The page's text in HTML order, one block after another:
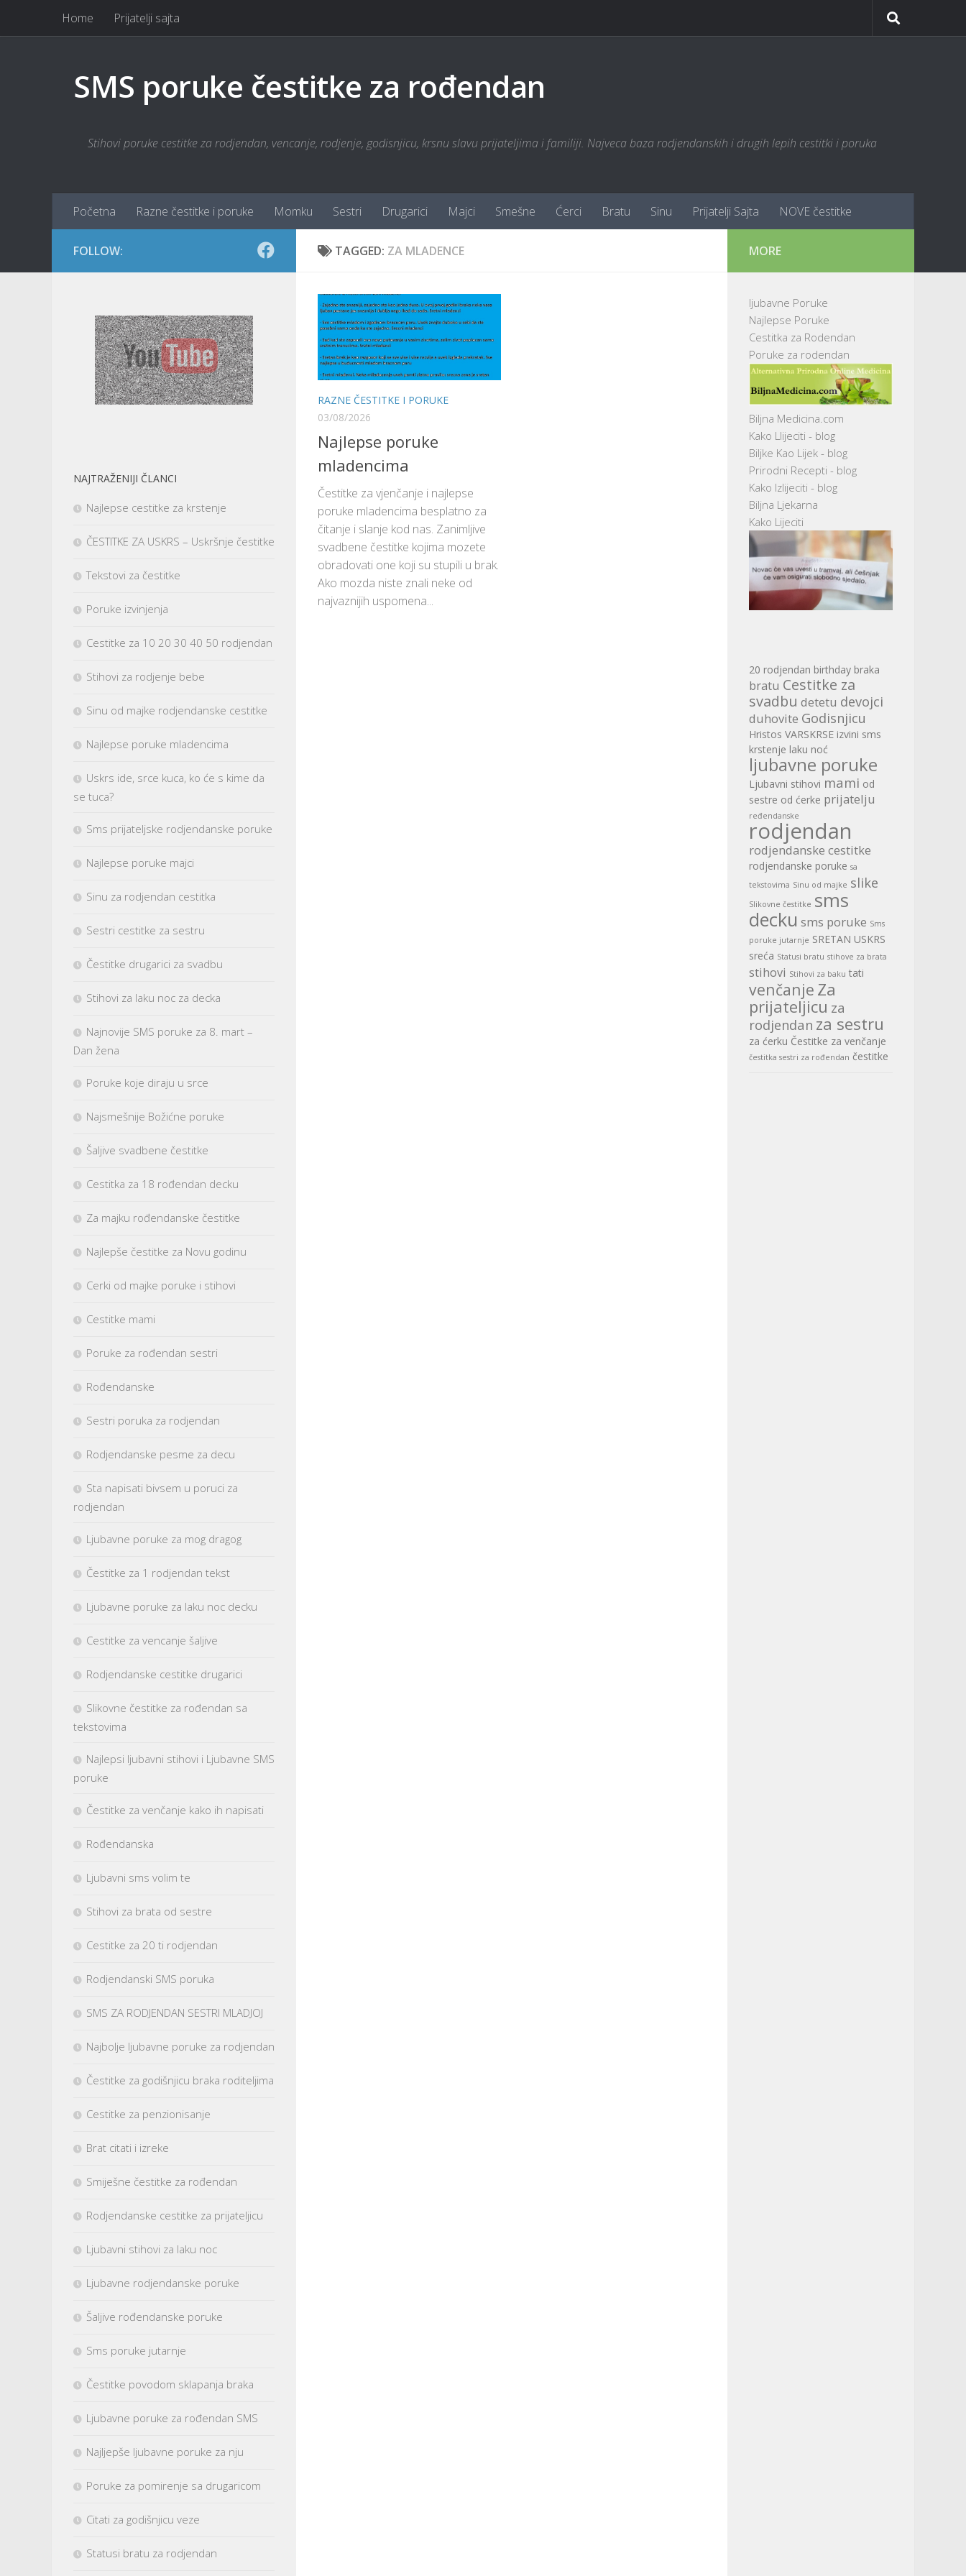
Skip to content
Home Prijatelji sajta
SMS poruke čestitke za rođendan
Stihovi poruke cestitke za rodjendan, vencanje, rodjenje, godisnjicu, krsnu slavu prijateljima i familiji. Najveca baza rodjendanskih i drugih lepih cestitki i poruka
Početna Razne čestitke i poruke Momku Sestri Drugarici Majci Smešne Ćerci Bratu Sinu Prijatelji Sajta NOVE čestitke
TAGGED: ZA MLADENCE
RAZNE ČESTITKE I PORUKE
03/08/2026
Najlepse poruke
mladencima
Čestitke za vjenčanje i najlepse
poruke mladencima besplatno za
čitanje i slanje kod nas. Zanimljive
svadbene čestitke kojima mozete
obradovati one koji su stupili u brak.
Ako mozda niste znali neke od
najvaznijih uspomena...
FOLLOW:
NAJTRAŽENIJI ČLANCI
Najlepse cestitke za krstenje
ČESTITKE ZA USKRS – Uskršnje čestitke
Tekstovi za čestitke
Poruke izvinjenja
Cestitke za 10 20 30 40 50 rodjendan
Stihovi za rodjenje bebe
Sinu od majke rodjendanske cestitke
Najlepse poruke mladencima
Uskrs ide, srce kuca, ko će s kime da
se tuca?
Sms prijateljske rodjendanske poruke
Najlepse poruke majci
Sinu za rodjendan cestitka
Sestri cestitke za sestru
Čestitke drugarici za svadbu
Stihovi za laku noc za decka
Najnovije SMS poruke za 8. mart –
Dan žena
Poruke koje diraju u srce
Najsmešnije Božićne poruke
Šaljive svadbene čestitke
Cestitka za 18 rođendan decku
Za majku rođendanske čestitke
Najlepše čestitke za Novu godinu
Cerki od majke poruke i stihovi
Cestitke mami
Poruke za rođendan sestri
Rođendanske
Sestri poruka za rodjendan
Rodjendanske pesme za decu
Sta napisati bivsem u poruci za
rodjendan
Ljubavne poruke za mog dragog
Čestitke za 1 rodjendan tekst
Ljubavne poruke za laku noc decku
Cestitke za vencanje šaljive
Rodjendanske cestitke drugarici
Slikovne čestitke za rođendan sa
tekstovima
Najlepsi ljubavni stihovi i Ljubavne SMS
poruke
Čestitke za venčanje kako ih napisati
Rođendanska
Ljubavni sms volim te
Stihovi za brata od sestre
Cestitke za 20 ti rodjendan
Rodjendanski SMS poruka
SMS ZA RODJENDAN SESTRI MLADJOJ
Najbolje ljubavne poruke za rodjendan
Čestitke za godišnjicu braka roditeljima
Cestitke za penzionisanje
Brat citati i izreke
Smiješne čestitke za rođendan
Rodjendanske cestitke za prijateljicu
Ljubavni stihovi za laku noc
Ljubavne rodjendanske poruke
Šaljive rođendanske poruke
Sms poruke jutarnje
Čestitke povodom sklapanja braka
Ljubavne poruke za rođendan SMS
Najljepše ljubavne poruke za nju
Poruke za pomirenje sa drugaricom
Citati za godišnjicu veze
Statusi bratu za rodjendan
MORE
ljubavne Poruke
Najlepse Poruke
Cestitka za Rodendan
Poruke za rodendan
Biljna Medicina.com
Kako Llijeciti - blog
Biljke Kao Lijek - blog
Prirodni Recepti - blog
Kako Izlijeciti - blog
Biljna Ljekarna
Kako Lijeciti
20 rodjendan birthday braka
bratu Cestitke za
svadbu detetu devojci
duhovite Godisnjicu
Hristos VARSKRSE izvini sms
krstenje laku noć
ljubavne poruke
Ljubavni stihovi mami od
sestre od ćerke prijatelju
ređendanske
rodjendan
rodjendanske cestitke
rodjendanske poruke sa
tekstovima Sinu od majke slike
Slikovne čestitke sms
decku sms poruke Sms
poruke jutarnje SRETAN USKRS
sreća Statusi bratu stihove za brata
stihovi Stihovi za baku tati
venčanje Za
prijateljicu za
rodjendan za sestru
za ćerku Čestitke za venčanje
čestitka sestri za rođendan čestitke